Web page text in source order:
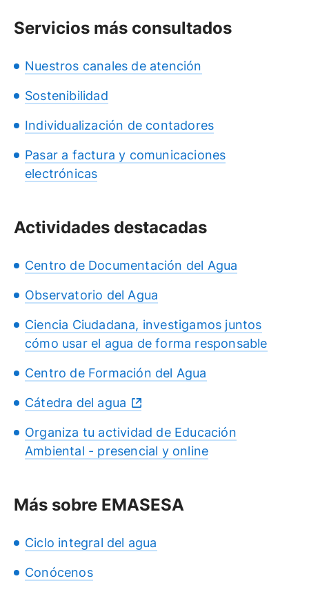
Servicios más consultados
Nuestros canales de atención
Sostenibilidad
Individualización de contadores
Pasar a factura y comunicaciones
electrónicas
Actividades destacadas
Centro de Documentación del Agua
Observatorio del Agua
Ciencia Ciudadana, investigamos juntos
cómo usar el agua de forma responsable
Centro de Formación del Agua
Cátedra del agua
Organiza tu actividad de Educación
Ambiental - presencial y online
Más sobre EMASESA
Ciclo integral del agua
Conócenos